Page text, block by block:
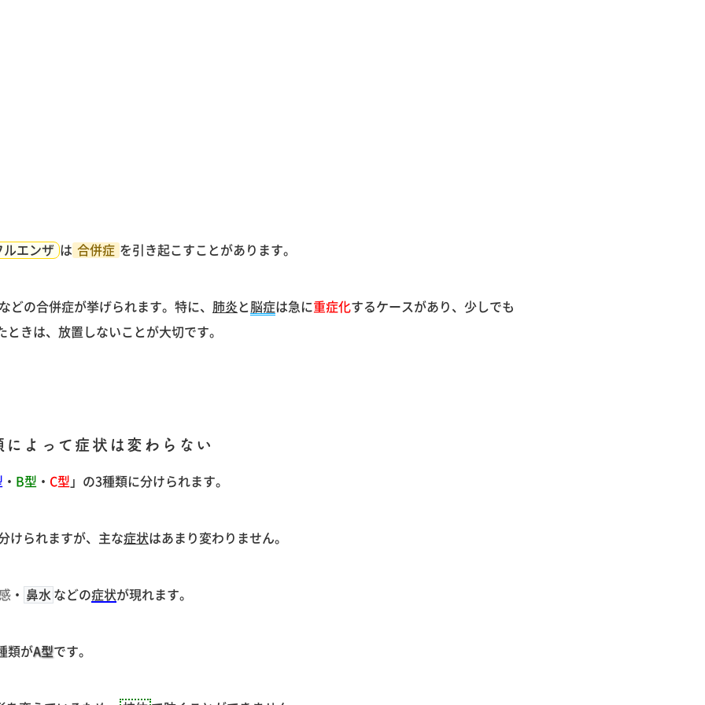
ルエンザ は 合併症 を引き起こすことがあります。
どの合併症が挙げられます。特に、 肺炎と 脳症は急に重症化するケースがあり、少しでも
ときは、放置しないことが大切です。
よって症状は変わらない
・ B型 ・ C型 」の3種類に分けられます。
けられますが、主な症状はあまり変わりません。
・ 鼻水 などの症状が現れます。
類がA型です。